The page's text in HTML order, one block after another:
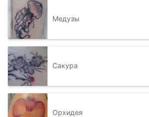
Медузы
Сакура
Орхидея